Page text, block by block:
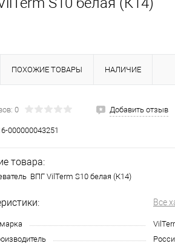
ПОХОЖИЕ ТОВАРЫ НАЛИЧИЕ
0 Добавить отзыв
000000043251
товара:
ВПГ VilTerm S10 белая (К14)
Все